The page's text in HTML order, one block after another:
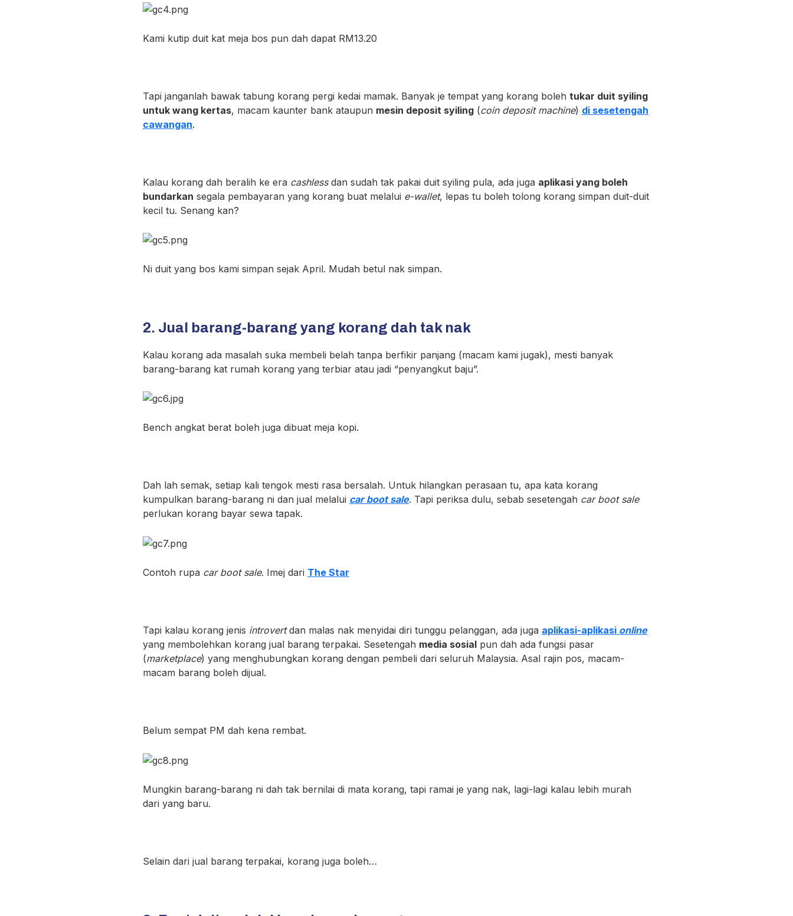
Kami kutip duit kat meja bos pun dah dapat RM13.20
Tapi janganlah bawak tabung korang pergi kedai mamak. Banyak je tempat yang korang boleh tukar duit syiling
untuk wang kertas, macam kaunter bank ataupun mesin deposit syiling (coin deposit machine) di sesetengah
cawangan.
Kalau korang dah beralih ke era cashlessdan sudah tak pakai duit syiling pula, ada juga aplikasi yang boleh
bundarkan segala pembayaran yang korang buat melalui e-wallet, lepas tu boleh tolong korang simpan duit-duit
kecil tu. Senang kan?
Ni duit yang bos kami simpan sejak April. Mudah betul nak simpan.
2. Jual barang-barang yang korang dah tak nak
Kalau korang ada masalah suka membeli belah tanpa berfikir panjang (macam kami jugak), mesti banyak
barang-barang kat rumah korang yang terbiar atau jadi “penyangkut baju”.
Bench angkat berat boleh juga dibuat meja kopi.
Dah lah semak, setiap kali tengok mesti rasa bersalah. Untuk hilangkan perasaan tu, apa kata korang
kumpulkan barang-barang ni dan jual melalui car boot sale. Tapi periksa dulu, sebab sesetengah car boot sale
perlukan korang bayar sewa tapak.
Contoh rupa car boot sale. Imej dari The Star
Tapi kalau korang jenis introvertdan malas nak menyidai diri tunggu pelanggan, ada juga aplikasi-aplikasi online
yang membolehkan korang jual barang terpakai. Sesetengah media sosial pun dah ada fungsi pasar
(marketplace) yang menghubungkan korang dengan pembeli dari seluruh Malaysia. Asal rajin pos, macam-
macam barang boleh dijual.
Belum sempat PM dah kena rembat.
Mungkin barang-barang ni dah tak bernilai di mata korang, tapi ramai je yang nak, lagi-lagi kalau lebih murah
dari yang baru.
Selain dari jual barang terpakai, korang juga boleh…